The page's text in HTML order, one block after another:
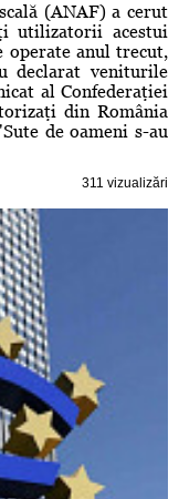
(ANAF) a cerut
utilizatorii acestui
operate anul trecut,
declarat veniturile
al Confederaţiei
din România
de oameni s-au
311 vizualizări